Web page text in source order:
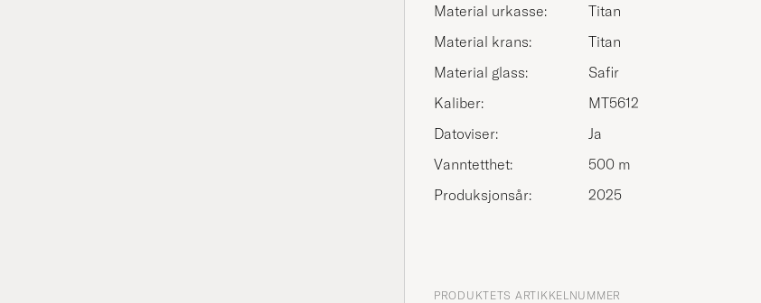
Material urkasse:
Titan
Material krans:
Titan
Material glass:
Safir
Kaliber:
MT5612
Datoviser:
Ja
Vanntetthet:
500 m
Produksjonsår:
2025
PRODUKTETS ARTIKKELNUMMER